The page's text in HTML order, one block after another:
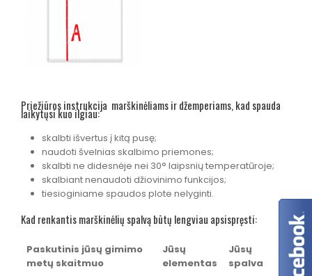
Priežiūros instrukcija marškinėliams ir džemperiams, kad spauda
laikytųsi kuo ilgiau:
skalbti išvertus į kitą pusę;
naudoti švelnias skalbimo priemones;
skalbti ne didesnėje nei 30° laipsnių temperatūroje;
skalbiant nenaudoti džiovinimo funkcijos;
tiesioginiame spaudos plote nelyginti.
Kad renkantis marškinėlių spalvą būtų lengviau apsispręsti:
Paskutinis jūsų gimimo
metų skaitmuo
Jūsų
elementas
Jūsų
spalva